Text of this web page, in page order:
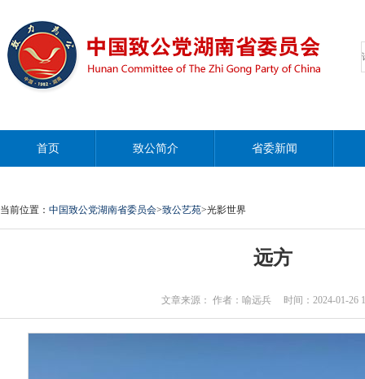
首页 致公简介 省委新闻
当前位置： 中国致公党湖南省委员会>致公艺苑>光影世界
远方
文章来源： 作者：喻远兵 时间：2024-01-26